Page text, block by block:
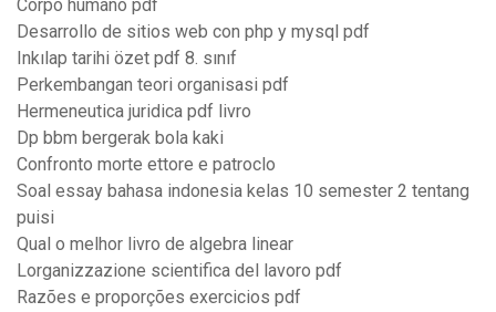
Corpo humano pdf
Desarrollo de sitios web con php y mysql pdf
Inkılap tarihi özet pdf 8. sınıf
Perkembangan teori organisasi pdf
Hermeneutica juridica pdf livro
Dp bbm bergerak bola kaki
Confronto morte ettore e patroclo
Soal essay bahasa indonesia kelas 10 semester 2 tentang
puisi
Qual o melhor livro de algebra linear
Lorganizzazione scientifica del lavoro pdf
Razões e proporções exercicios pdf